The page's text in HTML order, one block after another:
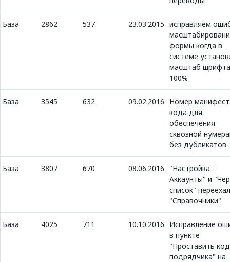
База 2862 537 23.03.2015 исправляем
формы когда в
системе
масштаб
100%
База 3545 632 09.02.2016
Номер
кода для
обеспечения
сквозной
без дубликатов
База 3807 670 08.06.2016
"Настройка -
Аккаунты" и
список"
"Справочники"
База 4025 711 10.10.2016
Исправление
в пункте
"Проставить
подрядчика" на